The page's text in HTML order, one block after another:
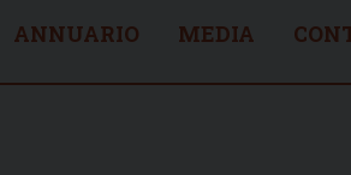
ANNUARIO MEDIA